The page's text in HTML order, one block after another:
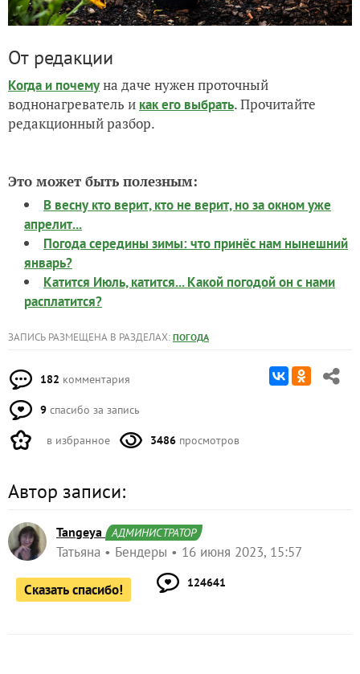
От редакции
Когда и почемуна даче нужен проточный
воднонагреватель и как его выбрать. Прочитайте
редакционный разбор.
Это может быть полезным:
В весну кто верит, кто не верит, но за окном уже
апрелит...
Погода середины зимы: что принёс нам нынешний
январь?
Катится Июль, катится... Какой погодой он с нами
расплатится?
ЗАПИСЬ РАЗМЕЩЕНА В РАЗДЕЛАХ: ПОГОДА
182 комментария
9 спасибо за запись
в избранное 3486 просмотров
Автор записи:
Tangeya АДМИНИСТРАТОР
Татьяна Бендеры 16 июня 2023, 15:57
Сказать спасибо! 124641